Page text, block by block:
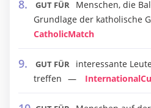
GUT FÜR
Menschen, die
Grundlage der katholische
CatholicMatch
GUT FÜR
interessante
treffen